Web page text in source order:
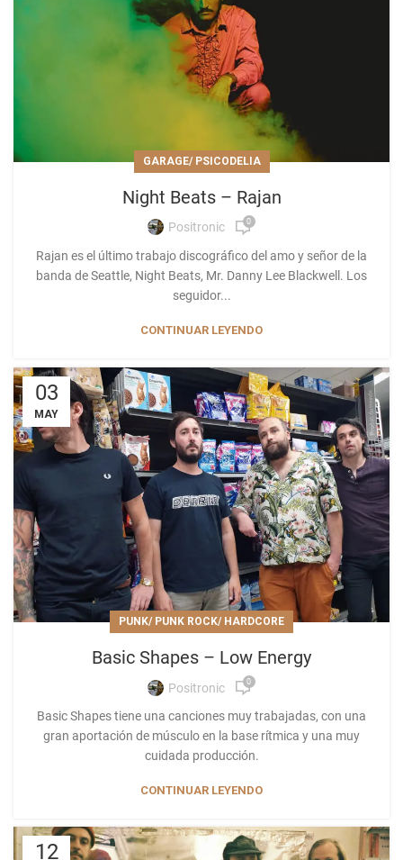
GARAGE/ PSICODELIA
Night Beats – Rajan
Positronic 0
Rajan es el último trabajo discográfico del amo y señor de la
banda de Seattle, Night Beats, Mr. Danny Lee Blackwell. Los
seguidor...
CONTINUAR LEYENDO
03
MAY
PUNK/ PUNK ROCK/ HARDCORE
Basic Shapes – Low Energy
Positronic 0
Basic Shapes tiene una canciones muy trabajadas, con una
gran aportación de músculo en la base rítmica y una muy
cuidada producción.
CONTINUAR LEYENDO
12